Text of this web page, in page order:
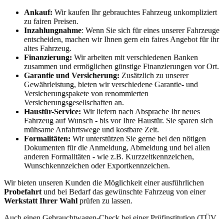
Ankauf: Wir kaufen Ihr gebrauchtes Fahrzeug unkompliziert
zu fairen Preisen.
Inzahlungnahme: Wenn Sie sich für eines unserer Fahrzeuge
entscheiden, machen wir Ihnen gern ein faires Angebot für ihr
altes Fahrzeug.
Finanzierung: Wir arbeiten mit verschiedenen Banken
zusammen und ermöglichen günstige Finanzierungen vor Ort.
Garantie und Versicherung: Zusätzlich zu unserer
Gewährleistung, bieten wir verschiedene Garantie- und
Versicherungspakete von renommierten
Versicherungsgesellschaften an.
Haustür-Service: Wir liefern nach Absprache Ihr neues
Fahrzeug auf Wunsch - bis vor Ihre Haustür. Sie sparen sich
mühsame Anfahrtswege und kostbare Zeit.
Formalitäten: Wir unterstützen Sie gerne bei den nötigen
Dokumenten für die Anmeldung, Abmeldung und bei allen
anderen Formalitäten - wie z.B. Kurzzeitkennzeichen,
Wunschkennzeichen oder Exportkennzeichen.
Wir bieten unseren Kunden die Möglichkeit einer ausführlichen
Probefahrt und bei Bedarf das gewünschte Fahrzeug von einer
Werkstatt Ihrer Wahl prüfen zu lassen.